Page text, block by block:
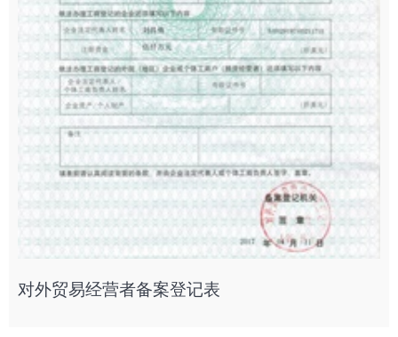
对外贸易经营者备案登记表